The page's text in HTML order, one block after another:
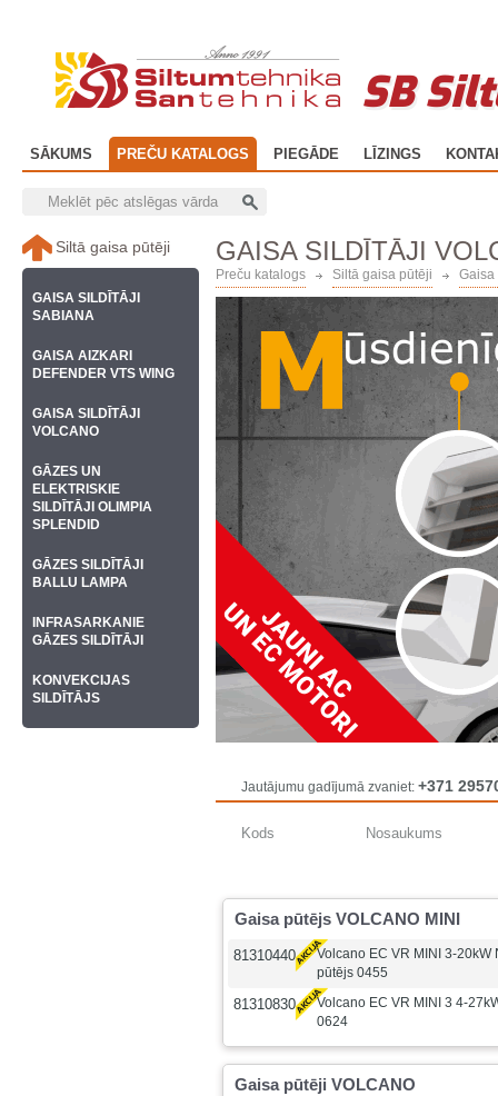
SB
SĀKUMS PREČU KATALOGS PIEGĀDE LĪZINGS
GAISA SILDĪTĀJI
Preču katalogs Siltā gaisa pūtēji Gaisa
Jautājumu gadījumā zvaniet: +371
Kods Nosaukums
Gaisa pūtējs VOLCANO MINI
81310440
Volcano EC VR MINI 3-20kW
pūtējs 0455
81310830
Volcano EC VR MINI 3 4-
0624
Gaisa pūtēji VOLCANO
Siltā gaisa pūtēji
GAISA SILDĪTĀJI
SABIANA
GAISA AIZKARI
DEFENDER VTS WING
GAISA SILDĪTĀJI
VOLCANO
GĀZES UN
ELEKTRISKIE
SILDĪTĀJI OLIMPIA
SPLENDID
GĀZES SILDĪTĀJI
BALLU LAMPA
INFRASARKANIE
GĀZES SILDĪTĀJI
KONVEKCIJAS
SILDĪTĀJS